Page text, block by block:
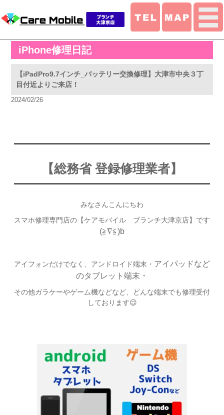
iPhone修理日記
【iPadPro9.7インチ_バッテリー交換修理】大津市中央３丁
目付近よりご来店！
2024/02/26
【総務省 登録修理業者】
みなさんこんにちわ
スマホ修理専門店の【ケアモバイル ブランチ大津京店】です
(≧∇≦)b
アイフォンだけでなく、アンドロイド端末・ アイパッドなど
のタブレット端末・
その他ガラケーやゲーム機などなど、どんな端末でも修理受付
しております😉